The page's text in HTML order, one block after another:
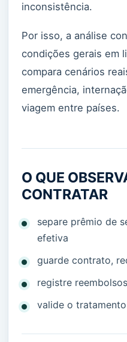
inconsistência.
Por isso, a análise
condições gerais em
compara cenários
emergência,
viagem entre países.
O QUE
CONTRATAR
separe prêmio de
efetiva
guarde contrato,
registre
valide o